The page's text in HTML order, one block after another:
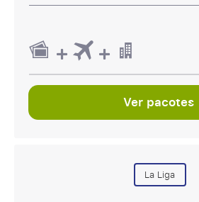
Ver pacotes
La Liga